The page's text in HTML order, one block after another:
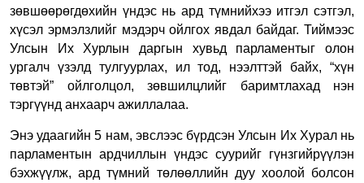
зөвшөөрөгдөхийн үндэс нь ард түмнийхээ итгэл сэтгэл,
хүсэл эрмэлзлийг мэдэрч ойлгох явдал байдаг. Тиймээс
Улсын Их Хурлын даргын хувьд парламентыг олон
ургалч үзэлд тулгуурлах, ил тод, нээлттэй байх, “хүн
төвтэй” ойлголцол, зөвшилцлийг баримтлахад нэн
тэргүүнд анхаарч ажиллалаа.
Энэ удаагийн 5 нам, эвслээс бүрдсэн Улсын Их Хурал нь
парламентын ардчиллын үндэс суурийг гүнзгийрүүлэн
бэхжүүлж, ард түмний төлөөллийн дуу хоолой болсон